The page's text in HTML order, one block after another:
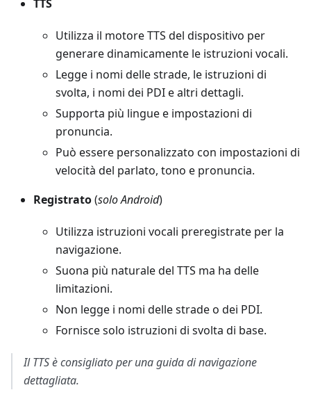
TTS
Utilizza il motore TTS del dispositivo per
generare dinamicamente le istruzioni vocali.
Legge i nomi delle strade, le istruzioni di
svolta, i nomi dei PDI e altri dettagli.
Supporta più lingue e impostazioni di
pronuncia.
Può essere personalizzato con impostazioni di
velocità del parlato, tono e pronuncia.
Registrato(solo Android)
Utilizza istruzioni vocali preregistrate per la
navigazione.
Suona più naturale del TTS ma ha delle
limitazioni.
Non legge i nomi delle strade o dei PDI.
Fornisce solo istruzioni di svolta di base.
Il TTS è consigliato per una guida di navigazione
dettagliata.